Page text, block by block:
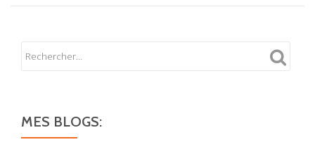
MES BLOGS: